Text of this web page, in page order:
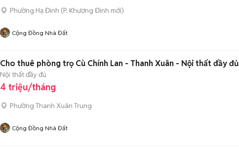
Phường Hạ Đình (P. Khương Đình mới)
Cộng Đồng Nhà Đất
Cho thuê phòng trọ Cù Chính Lan - Thanh Xuân - Nội thất đầy đủ
Nội thất đầy đủ
4 triệu/tháng
Phường Thanh Xuân Trung
Cộng Đồng Nhà Đất